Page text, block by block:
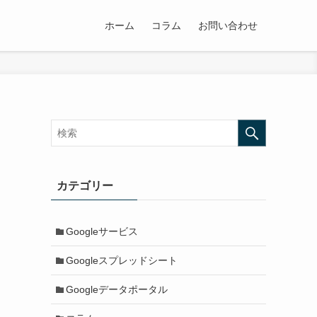
ホーム コラム お問い合わせ
カテゴリー
Googleサービス
Googleスプレッドシート
Googleデータポータル